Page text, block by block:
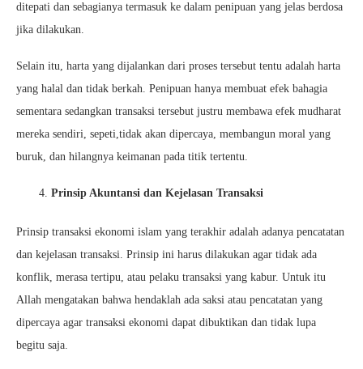
ditepati dan sebagianya termasuk ke dalam penipuan yang jelas berdosa
jika dilakukan.
Selain itu, harta yang dijalankan dari proses tersebut tentu adalah harta
yang halal dan tidak berkah. Penipuan hanya membuat efek bahagia
sementara sedangkan transaksi tersebut justru membawa efek mudharat
mereka sendiri, sepeti,tidak akan dipercaya, membangun moral yang
buruk, dan hilangnya keimanan pada titik tertentu.
Prinsip Akuntansi dan Kejelasan Transaksi
Prinsip transaksi ekonomi islam yang terakhir adalah adanya pencatatan
dan kejelasan transaksi. Prinsip ini harus dilakukan agar tidak ada
konflik, merasa tertipu, atau pelaku transaksi yang kabur. Untuk itu
Allah mengatakan bahwa hendaklah ada saksi atau pencatatan yang
dipercaya agar transaksi ekonomi dapat dibuktikan dan tidak lupa
begitu saja.